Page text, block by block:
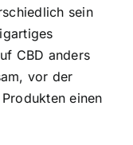
sein
CBD anders
vor der
einen